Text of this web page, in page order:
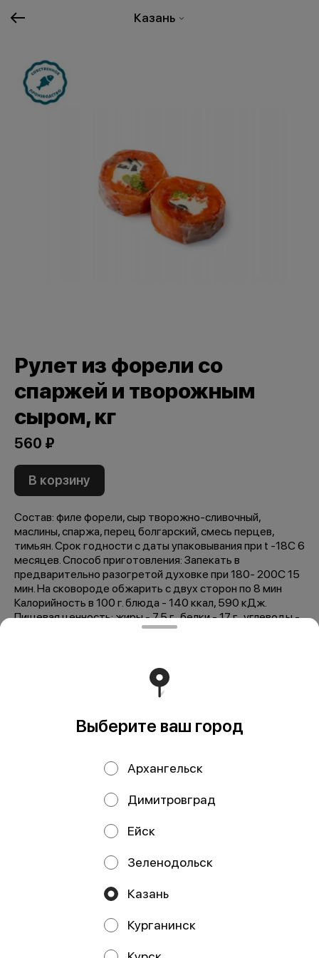
Казань
Рулет из форели со
спаржей и творожным
сыром, кг
560 ₽
В корзину
Состав: филе форели, сыр творожно-сливочный,
маслины, спаржа, перец болгарский, смесь перцев,
тимьян. Срок годности с даты упаковывания при t -18С 6
месяцев. Способ приготовления: Запекать в
предварительно разогретой духовке при 180- 200C 15
мин. На сковороде обжарить с двух сторон по 8 мин
Калорийность в 100 г. блюда - 140 ккал, 590 кДж.
Пищевая ценность: жиры - 7,5 г., белки - 17 г., углеводы -
Мы рекомендуем
Рулет из кижуча и
трески с вялеными
Выберите ваш город
Архангельск
Димитровград
Ейск
Зеленодольск
Казань
Курганинск